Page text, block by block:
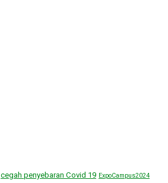
cegah penyebaran Covid 19 ExpoCampus2024